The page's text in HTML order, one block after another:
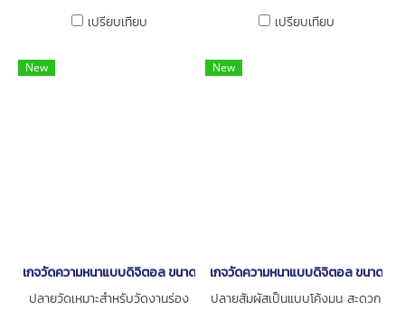
เปรียบเทียบ เปรียบเทียบ
New
เกจวัดความหนาแบบดิจิตอล ขนาด 0-10มิล [series 547-315]
ปลายวัดเหมาะสำหรับวัดงานร่อง
New
เกจวัดความหนาแบบดิจิตอล ขนาด 0-
ปลายสัมผัสเป็นแบบโค้งมน สะดวก